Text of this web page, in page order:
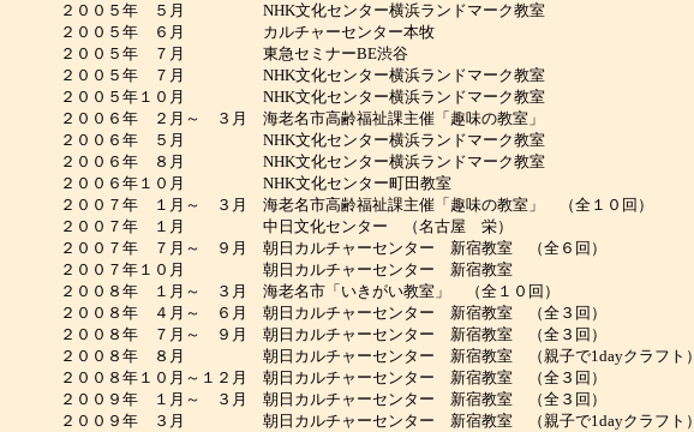
００５年 ５月 NHK文化センター横浜ランドマーク教室
００５年 ６月 カルチャーセンター本牧
００５年 ７月 東急セミナーBE渋谷
００５年 ７月 NHK文化センター横浜ランドマーク教室
００５年１０月 NHK文化センター横浜ランドマーク教室
００６年 ２月～ ３月 海老名市高齢福祉課主催「趣味の教室」
００６年 ５月 NHK文化センター横浜ランドマーク教室
００６年 ８月 NHK文化センター横浜ランドマーク教室
００６年１０月 NHK文化センター町田教室
００７年 １月～ ３月 海老名市高齢福祉課主催「趣味の教室」 （全１０回）
００７年 １月 中日文化センター （名古屋 栄）
００７年 ７月～ ９月 朝日カルチャーセンター 新宿教室 （全６回）
００７年１０月 朝日カルチャーセンター 新宿教室
００８年 １月～ ３月 海老名市「いきがい教室」 （全１０回）
００８年 ４月～ ６月 朝日カルチャーセンター 新宿教室 （全３回）
００８年 ７月～ ９月 朝日カルチャーセンター 新宿教室 （全３回）
００８年 ８月 朝日カルチャーセンター 新宿教室 （親子で1dayクラフト）
００８年１０月～１２月 朝日カルチャーセンター 新宿教室 （全３回）
００９年 １月～ ３月 朝日カルチャーセンター 新宿教室 （全３回）
００９年 ３月 朝日カルチャーセンター 新宿教室 （親子で1dayクラフト）